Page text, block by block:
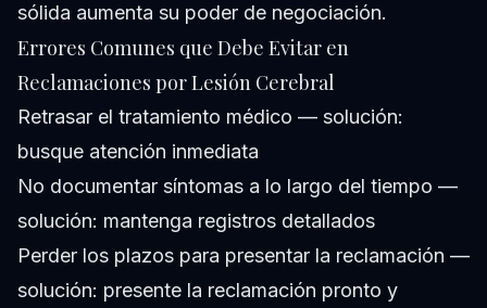
sólida aumenta su poder de negociación.
Errores Comunes que Debe Evitar en
Reclamaciones por Lesión Cerebral
Retrasar el tratamiento médico — solución:
busque atención inmediata
No documentar síntomas a lo largo del tiempo —
solución: mantenga registros detallados
Perder los plazos para presentar la reclamación —
solución: presente la reclamación pronto y